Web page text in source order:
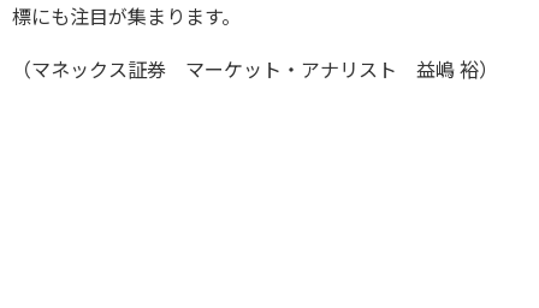
標にも注目が集まります。
（マネックス証券 マーケット・アナリスト 益嶋 裕）